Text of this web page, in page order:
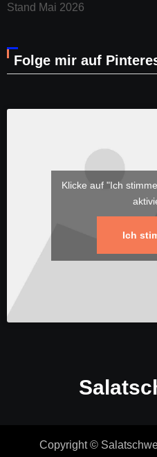
Stand Mai 2026
Folge mir auf
Klicke auf "Ich
Ich
Copyright ©